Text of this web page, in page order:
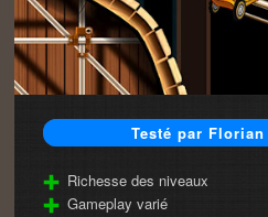
Testé par Florian
Richesse des niveaux
Gameplay varié